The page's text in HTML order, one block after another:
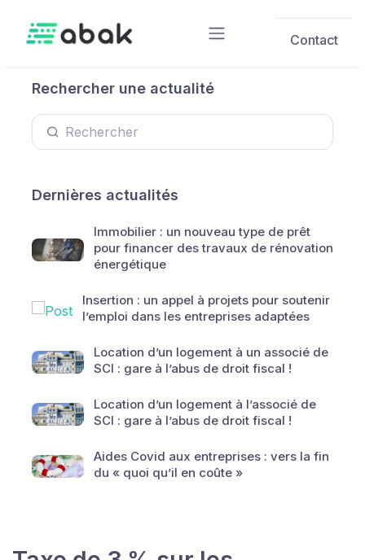
Contact
Rechercher une actualité
Dernières actualités
Immobilier : un nouveau type de prêt
pour financer des travaux de rénovation
énergétique
Insertion : un appel à projets pour soutenir
l’emploi dans les entreprises adaptées
Location d’un logement à un associé de
SCI : gare à l’abus de droit fiscal !
Location d’un logement à l’associé de
SCI : gare à l’abus de droit fiscal !
Aides Covid aux entreprises : vers la fin
du « quoi qu’il en coûte »